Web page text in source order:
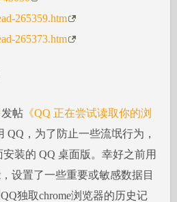
265359.htm
265373.htm
发帖 《QQ 正在尝试读取你的浏
QQ，为了防止一些流氓行为，
安装的 QQ 桌面版。幸好之前用
设置了一些重要或敏感数据目
独取chrome浏览器的历史记